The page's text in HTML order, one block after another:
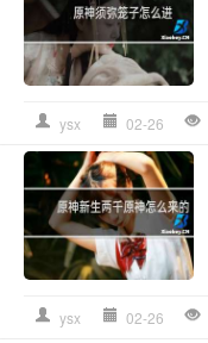
ysx 02-26
ysx 02-26